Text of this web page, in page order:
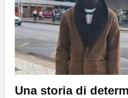
Una storia di